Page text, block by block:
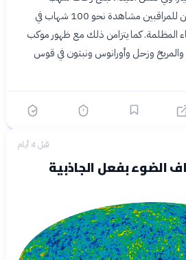
البرشاويات ذروتها، حيث يمكن للمراقبين مشاهدة نحو 100 شهاب في
المظلمة. كما يتزامن ذلك مع ظهور موكب
وزحل وأورانوس ونبتون في قوس
قبل 4 أيام
الضوء بفعل الجاذبية